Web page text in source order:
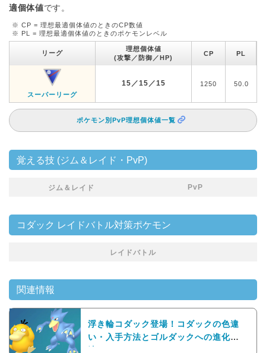
適個体値です。
※ CP = 理想最適個体値のときのCP数値
※ PL = 理想最適個体値のときのポケモンレベル
リーグ
理想個体値
(攻撃／防御／HP)
CP PL
スーパーリーグ
15／15／15 1250 50.0
ポケモン別PvP理想個体値一覧
覚える技 (ジム＆レイド・PvP)
ジム＆レイド PvP
コダック レイドバトル対策ポケモン
レイドバトル
関連情報
浮き輪コダック登場！コダックの色違
い・入手方法とゴルダックへの進化方